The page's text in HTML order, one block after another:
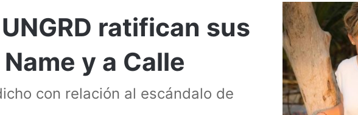
ratifican sus
y a Calle
con relación al escándalo de